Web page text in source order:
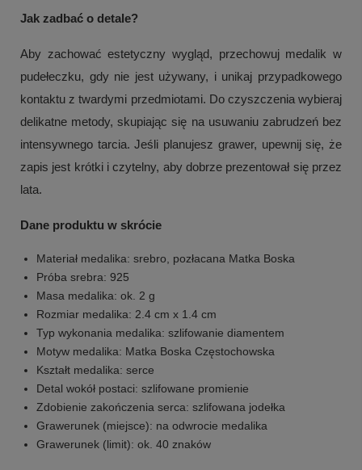
Jak zadbać o detale?
Aby zachować estetyczny wygląd, przechowuj medalik w
pudełeczku, gdy nie jest używany, i unikaj przypadkowego
kontaktu z twardymi przedmiotami. Do czyszczenia wybieraj
delikatne metody, skupiając się na usuwaniu zabrudzeń bez
intensywnego tarcia. Jeśli planujesz grawer, upewnij się, że
zapis jest krótki i czytelny, aby dobrze prezentował się przez
lata.
Dane produktu w skrócie
Materiał medalika: srebro, pozłacana Matka Boska
Próba srebra: 925
Masa medalika: ok. 2 g
Rozmiar medalika: 2.4 cm x 1.4 cm
Typ wykonania medalika: szlifowanie diamentem
Motyw medalika: Matka Boska Częstochowska
Kształt medalika: serce
Detal wokół postaci: szlifowane promienie
Zdobienie zakończenia serca: szlifowana jodełka
Grawerunek (miejsce): na odwrocie medalika
Grawerunek (limit): ok. 40 znaków